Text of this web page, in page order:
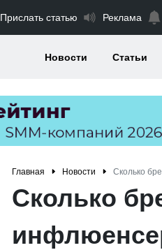
Прислать статью Реклама
Новости Статьи
Главная Новости Сколько
Сколько